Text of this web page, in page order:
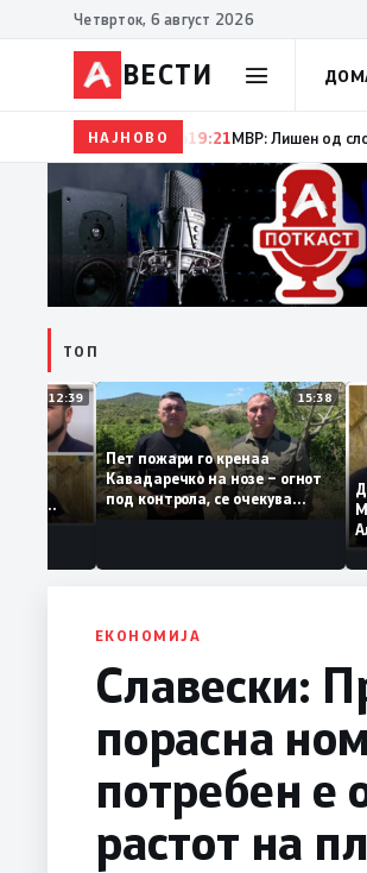
Четврток, 6 август 2026
ВЕСТИ
НАЈНОВО19:22Ангелов: Спречена
ТОП
12:39
За
му
од
кога му гори
15:38
Пет пожари го кренаа
Кавадаречко на нозе – огнот
под контрола, се очекува
целосно гаснење
ЕКОНОМИЈА
Славески:
порасна
потребен е
растот на